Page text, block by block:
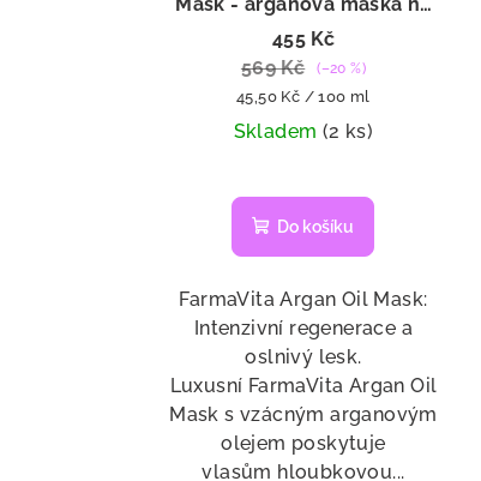
vlasy 1000 ml
455 Kč
569 Kč
(–20 %)
Měrná
cena:
45,50 Kč / 100 ml
Skladem (2 ks)
hodnocení
produktu
je
z
5
hvězdiček.
Do košíku
FarmaVita Argan Oil Mask:
Intenzivní regenerace a
oslnivý lesk.
Luxusní FarmaVita Argan Oil
Mask s vzácným arganovým
olejem poskytuje
vlasům hloubkovou...